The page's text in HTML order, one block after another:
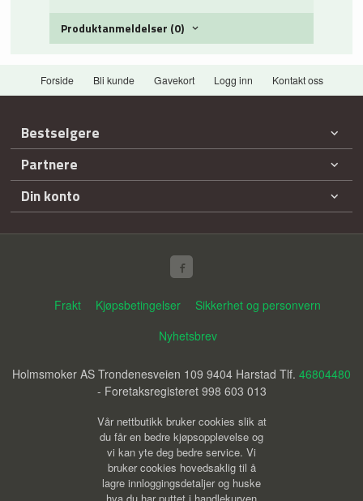
Produktanmeldelser (0)
Forside Bli kunde Gavekort Logg inn Kontakt oss
Bestselgere
Partnere
Din konto
Frakt Kjøpsbetingelser
Sikkerhet og personvern
Nyhetsbrev
Holmsmoker AS Trondenesveien 109 9404 Harstad Tlf. 46804480
- Foretaksregisteret 998 603 013
Vår nettbutikk bruker cookies slik at
du får en bedre kjøpsopplevelse og
vi kan yte deg bedre service. Vi
bruker cookies hovedsaklig til å
lagre innloggingsdetaljer og huske